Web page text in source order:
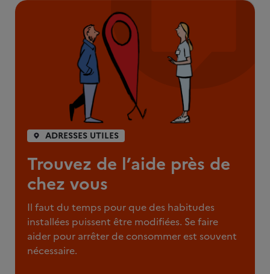
ADRESSES UTILES
Trouvez de l’aide près de
chez vous
Il faut du temps pour que des habitudes
installées puissent être modifiées. Se faire
aider pour arrêter de consommer est souvent
nécessaire.